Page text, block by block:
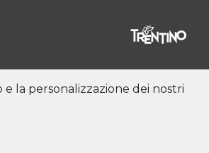
la personalizzazione dei nostri